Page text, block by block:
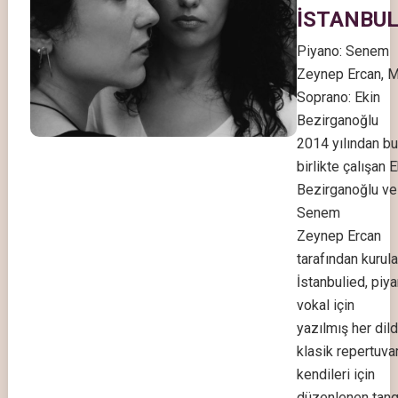
Piyano: Senem
Zeynep Ercan,
Soprano: Ekin
Bezirganoğlu
2014 yılından
birlikte çalışan
Bezirganoğlu ve
Senem
Zeynep Ercan
tarafından
İstanbulied,
vokal için
yazılmış her
klasik
kendileri için